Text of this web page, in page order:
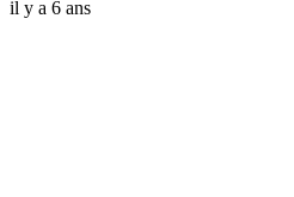
il y a 6 ans